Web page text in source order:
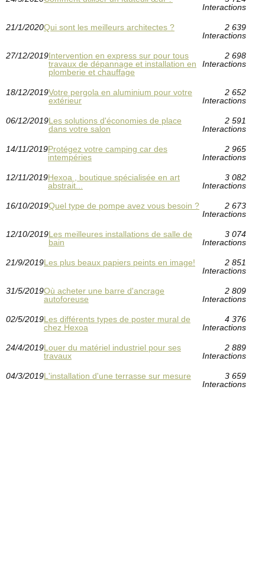
Interactions
21/1/2020Qui sont les meilleurs architectes ?
2 639
Interactions
27/12/2019Intervention en express sur pour tous
travaux de dépannage et installation en
plomberie et chauffage
2 698
Interactions
18/12/2019Votre pergola en aluminium pour votre
extérieur
2 652
Interactions
06/12/2019Les solutions d'économies de place
dans votre salon
2 591
Interactions
14/11/2019Protégez votre camping car des
intempéries
2 965
Interactions
12/11/2019Hexoa , boutique spécialisée en art
abstrait...
3 082
Interactions
16/10/2019Quel type de pompe avez vous besoin ?
2 673
Interactions
12/10/2019Les meilleures installations de salle de
bain
3 074
Interactions
21/9/2019Les plus beaux papiers peints en image!
2 851
Interactions
31/5/2019Où acheter une barre d'ancrage
autoforeuse
2 809
Interactions
02/5/2019Les différents types de poster mural de
chez Hexoa
4 376
Interactions
24/4/2019Louer du matériel industriel pour ses
travaux
2 889
Interactions
04/3/2019L'installation d'une terrasse sur mesure
3 659
Interactions